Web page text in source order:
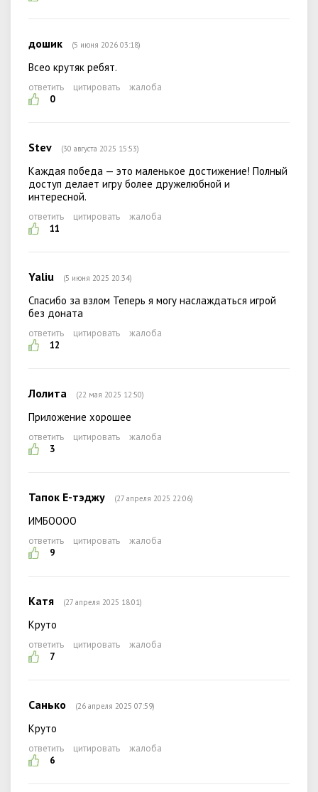
дошик (5 июня 2026 03:18)
Всео крутяк ребят.
ответить цитировать
жалоба
0
Stev (30 августа 2025 15:53)
Каждая победа — это маленькое достижение! Полный
доступ делает игру более дружелюбной и
интересной.
ответить цитировать
жалоба
11
Yaliu (5 июня 2025 20:34)
Спасибо за взлом Теперь я могу наслаждаться игрой
без доната
ответить цитировать
жалоба
12
Лолита (22 мая 2025 12:50)
Приложение хорошее
ответить цитировать
жалоба
3
Тапок Е-тэджу (27 апреля 2025 22:06)
ИМБОООО
ответить цитировать
жалоба
9
Катя (27 апреля 2025 18:01)
Круто
ответить цитировать
жалоба
7
Санько (26 апреля 2025 07:59)
Круто
ответить цитировать
жалоба
6